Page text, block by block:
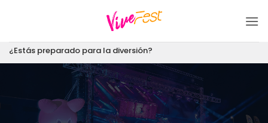
¿Estás preparado para la diversión?